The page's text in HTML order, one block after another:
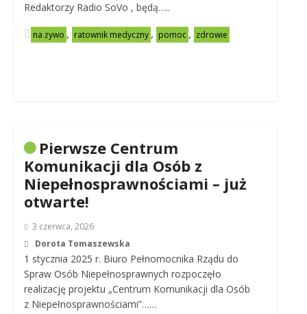
Redaktorzy Radio SoVo , będą…..
na żywo , ratownik medyczny , pomoc , zdrowie
Pierwsze Centrum
Komunikacji dla Osób z
Niepełnosprawnościami – już
otwarte!
3 czerwca, 2026
Dorota Tomaszewska
1 stycznia 2025 r. Biuro Pełnomocnika Rządu do
Spraw Osób Niepełnosprawnych rozpoczęło
realizację projektu „Centrum Komunikacji dla Osób
z Niepełnosprawnościami”……